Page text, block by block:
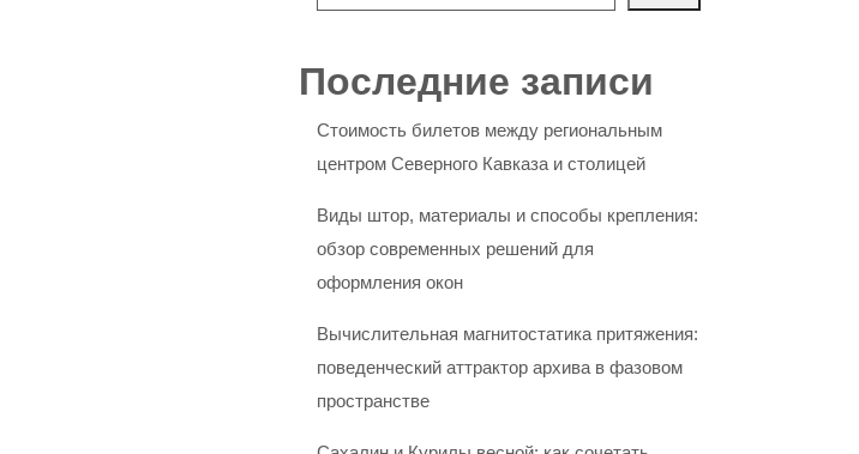
Последние записи
Стоимость билетов между региональным
центром Северного Кавказа и столицей
Виды штор, материалы и способы крепления:
обзор современных решений для
оформления окон
Вычислительная магнитостатика притяжения:
поведенческий аттрактор архива в фазовом
пространстве